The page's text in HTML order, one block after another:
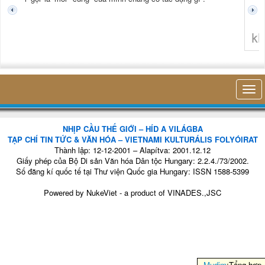
NHỊP CẦU THẾ GIỚI – HÍD A VILÁGBA
TẠP CHÍ TIN TỨC & VĂN HÓA – VIETNAMI KULTURÁLIS FOLYÓIRAT
Thành lập: 12-12-2001 – Alapítva: 2001.12.12
Giấy phép của Bộ Di sản Văn hóa Dân tộc Hungary: 2.2.4./73/2002.
Số đăng kí quốc tế tại Thư viện Quốc gia Hungary: ISSN 1588-5399
Powered by NukeViet - a product of VINADES.,JSC